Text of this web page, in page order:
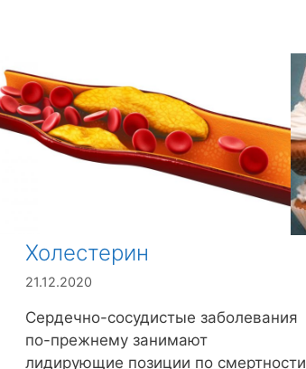
к
и
Холестерин
21.12.2020
Сердечно-сосудистые заболевания
по-прежнему занимают
лидирующие позиции по смертности